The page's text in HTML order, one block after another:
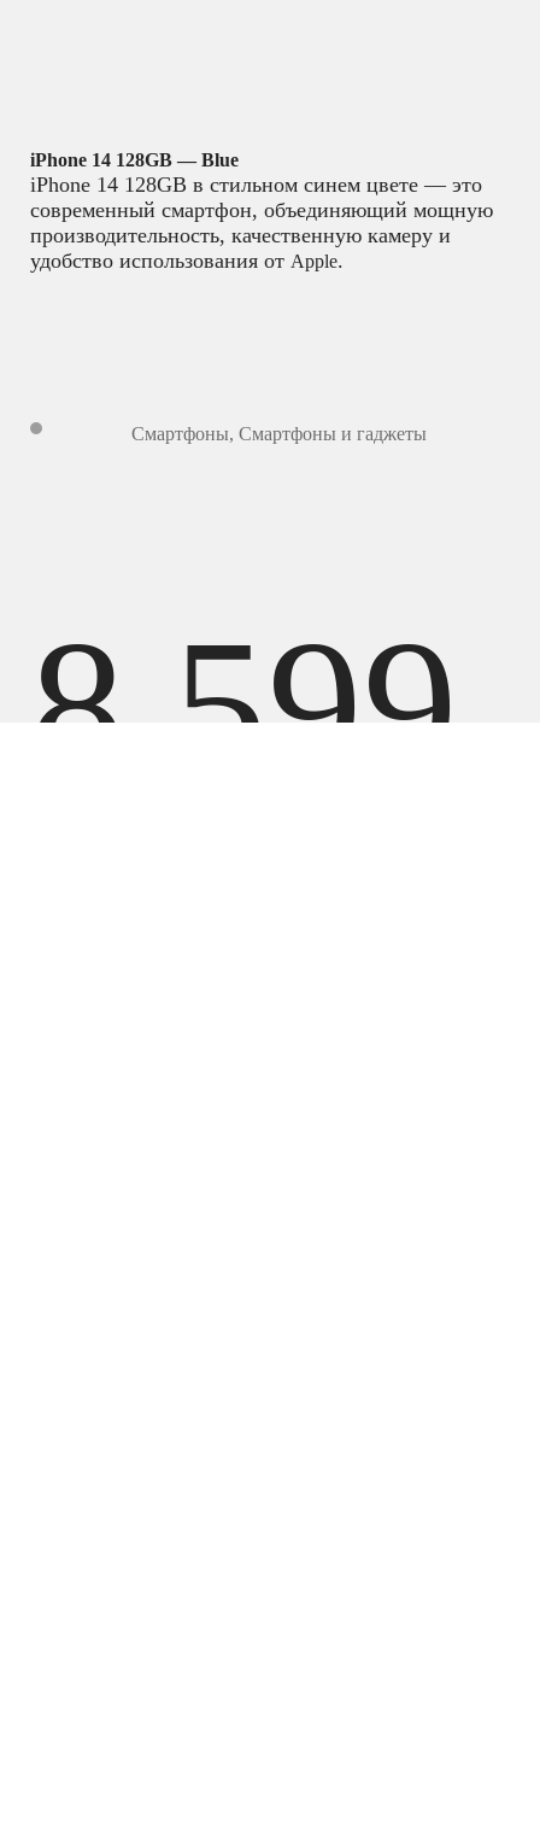
iPhone 14 128GB — Blue
iPhone 14 128GB в стильном синем цвете — это
современный смартфон, объединяющий мощную
производительность, качественную камеру и
удобство использования от Apple.
Смартфоны, Смартфоны и гаджеты
8 599